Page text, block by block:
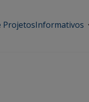
ProjetosInformativos